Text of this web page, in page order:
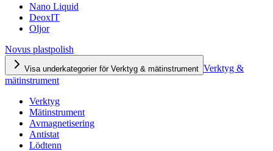
Nano Liquid
DeoxIT
Oljor
Novus plastpolish
Visa underkategorier för Verktyg & mätinstrument Verktyg &
mätinstrument
Verktyg
Mätinstrument
Avmagnetisering
Antistat
Lödtenn